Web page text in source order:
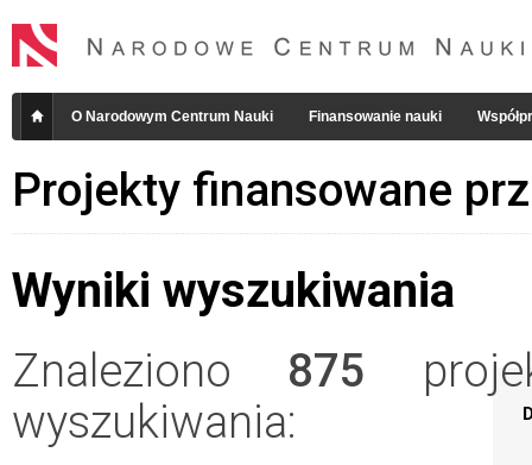
O Narodowym Centrum Nauki Finansowanie nauki
Projekty finansowane
Wyniki wyszukiwania
Znaleziono 875
wyszukiwania: